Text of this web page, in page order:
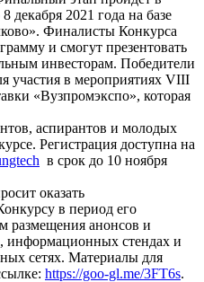
декабря 2021 года на базе
Финалисты Конкурса
и смогут презентовать
инвесторам. Победители
участия в мероприятиях VIII
«Вузпромэкспо», которая
аспирантов и молодых
Регистрация доступна на
в срок до 10 ноября
оказать
в период его
размещения анонсов и
стендах и
сетях. Материалы для
https://goo-gl.me/3FT6s.